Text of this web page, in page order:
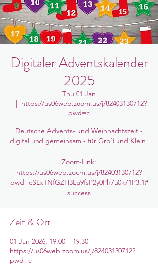
Digitaler Adventskalender
2025
Thu 01 Jan
  |
https://us06web.zoom.us/j/82403130712?
pwd=c
Deutsche Advents- und Weihnachtszeit -
digital und gemeinsam - für Groß und Klein!
Zoom-Link:
https://us06web.zoom.us/j/82403130712?
pwd=cSExTNfGZH3Lg9fsP2y0Ph7u0k71P3.1#
success
Zeit & Ort
01 Jan 2026, 19:00 – 19:30
https://us06web.zoom.us/j/82403130712?
pwd=c